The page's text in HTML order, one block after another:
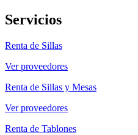
Servicios
Renta de Sillas
Ver proveedores
Renta de Sillas y Mesas
Ver proveedores
Renta de Tablones